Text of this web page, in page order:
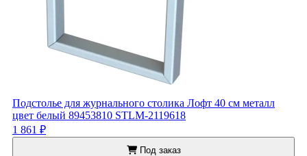
Подстолье для журнального столика Лофт 40 см металл
цвет белый 89453810 STLM-2119618
1 861 ₽
Под заказ